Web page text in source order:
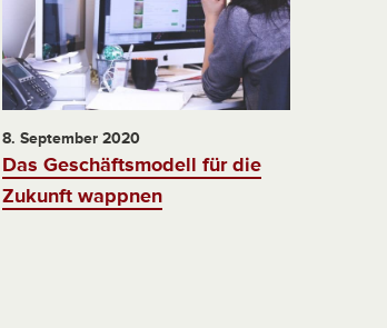
8. September 2020
Das Geschäftsmodell für die
Zukunft wappnen